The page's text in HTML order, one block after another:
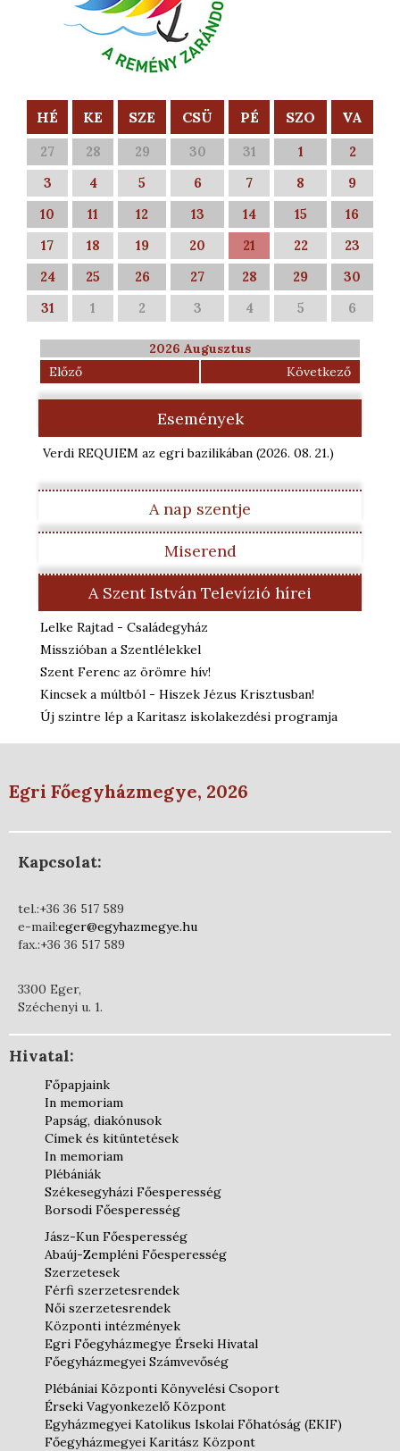
HÉ KE SZE CSÜ PÉ SZO VA
27 28 29 30 31 1
2
3
4 5 6 7 8
9
10
11 12 13 14 15
16
17
18 19 20 21 22
23
24
25 26 27 28 29
30
31
1 2 3 4 5 6
2026 Augusztus
Előző
Következő
Események
Verdi REQUIEM az egri bazilikában (2026. 08. 21.)
A nap szentje
Miserend
A Szent István Televízió hírei
Lelke Rajtad - Családegyház
Misszióban a Szentlélekkel
Szent Ferenc az örömre hív!
Kincsek a múltból - Hiszek Jézus Krisztusban!
Új szintre lép a Karitasz iskolakezdési programja
Egri Főegyházmegye, 2026
Kapcsolat:
tel.:+36 36 517 589
e-mail:eger@egyhazmegye.hu
fax.:+36 36 517 589
3300 Eger,
Széchenyi u. 1.
Hivatal:
Főpapjaink
In memoriam
Papság, diakónusok
Címek és kitüntetések
In memoriam
Plébániák
Székesegyházi Főesperesség
Borsodi Főesperesség
Jász-Kun Főesperesség
Abaúj-Zempléni Főesperesség
Szerzetesek
Férfi szerzetesrendek
Női szerzetesrendek
Központi intézmények
Egri Főegyházmegye Érseki Hivatal
Főegyházmegyei Számvevőség
Plébániai Központi Könyvelési Csoport
Érseki Vagyonkezelő Központ
Egyházmegyei Katolikus Iskolai Főhatóság (EKIF)
Főegyházmegyei Karitász Központ